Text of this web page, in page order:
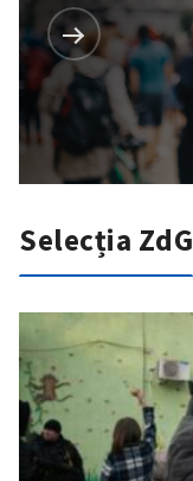
Selecția ZdG